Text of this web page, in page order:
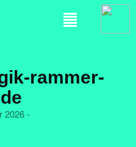
rammer-
2026 -